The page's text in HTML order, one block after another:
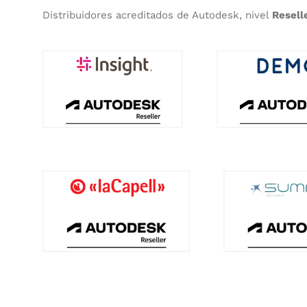
Distribuidores acreditados de Autodesk, nivel